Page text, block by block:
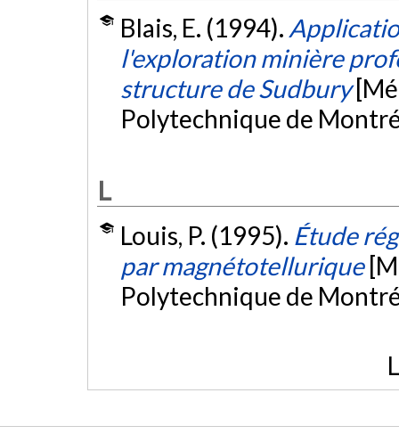
Blais, E. (1994).
l'exploration minière
structure de Sudbury
Polytechnique de
L
Louis, P. (1995). Étude
par magnétotellurique
Polytechnique de